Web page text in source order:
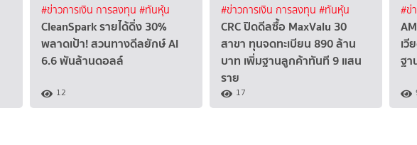
#ข่าวการเงิน การลงทุน #ทันหุ้น
CleanSpark รายได้ดิ่ง 30%
พลาดเป้า! สวนทางดีลยักษ์ AI
6.6 พันล้านดอลล์
12
#ข่าวการเงิน การลงทุน #ทันหุ้น
CRC ปิดดีลซื้อ MaxValu 30
สาขา ทุนจดทะเบียน 890 ล้าน
บาท เพิ่มฐานลูกค้าทันที 9 แสน
ราย
17
#ข่
เ
ฐ